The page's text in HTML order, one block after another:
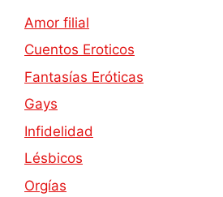
Amor filial
Cuentos Eroticos
Fantasías Eróticas
Gays
Infidelidad
Lésbicos
Orgías